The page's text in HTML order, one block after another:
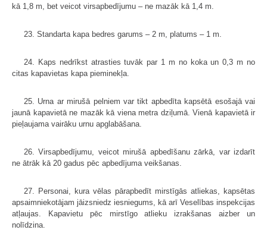
kā 1,8 m, bet veicot virsapbedījumu – ne mazāk kā 1,4 m.
23. Standarta kapa bedres garums – 2 m, platums – 1 m.
24. Kaps nedrīkst atrasties tuvāk par 1 m no koka un 0,3 m no
citas kapavietas kapa pieminekļa.
25. Urna ar mirušā pelniem var tikt apbedīta kapsētā esošajā vai
jaunā kapavietā ne mazāk kā viena metra dziļumā. Vienā kapavietā ir
pieļaujama vairāku urnu apglabāšana.
26. Virsapbedījumu, veicot mirušā apbedīšanu zārkā, var izdarīt
ne ātrāk kā 20 gadus pēc apbedījuma veikšanas.
27. Personai, kura vēlas pārapbedīt mirstīgās atliekas, kapsētas
apsaimniekotājam jāizsniedz iesniegums, kā arī Veselības inspekcijas
atļaujas. Kapavietu pēc mirstīgo atlieku izrakšanas aizber un
nolīdzina.